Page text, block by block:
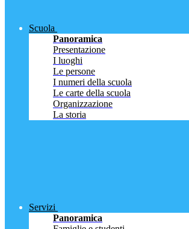
Scuola
Panoramica
Presentazione
I luoghi
Le persone
I numeri della scuola
Le carte della scuola
Organizzazione
La storia
Servizi
Panoramica